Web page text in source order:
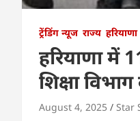
ट्रेंडिंग न्यूज राज्य हरियाणा
हरियाणा में
शिक्षा
August 4, 2025 Star